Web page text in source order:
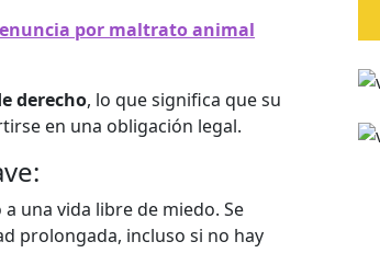
por maltrato animal
derecho, lo que significa que su
en una obligación legal.
una vida libre de miedo. Se
prolongada, incluso si no hay